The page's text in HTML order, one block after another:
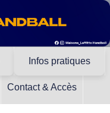
Infos pratiques
Contact & Accès